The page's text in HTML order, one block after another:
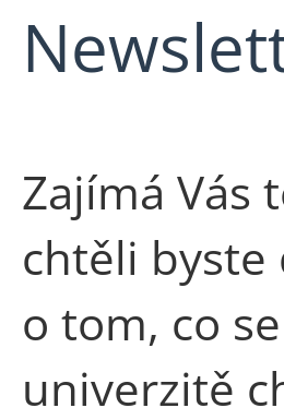
Zajímá Vás
chtěli byste
o tom, co
univerzitě